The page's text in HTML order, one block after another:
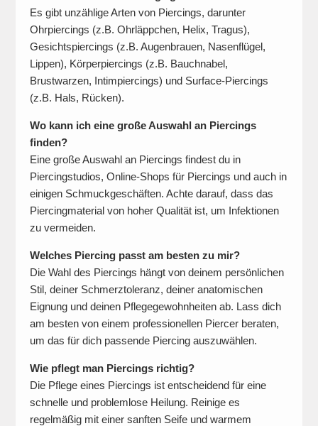
Es gibt unzählige Arten von Piercings, darunter
Ohrpiercings (z.B. Ohrläppchen, Helix, Tragus),
Gesichtspiercings (z.B. Augenbrauen, Nasenflügel,
Lippen), Körperpiercings (z.B. Bauchnabel,
Brustwarzen, Intimpiercings) und Surface-Piercings
(z.B. Hals, Rücken).
Wo kann ich eine große Auswahl an Piercings
finden?
Eine große Auswahl an Piercings findest du in
Piercingstudios, Online-Shops für Piercings und auch in
einigen Schmuckgeschäften. Achte darauf, dass das
Piercingmaterial von hoher Qualität ist, um Infektionen
zu vermeiden.
Welches Piercing passt am besten zu mir?
Die Wahl des Piercings hängt von deinem persönlichen
Stil, deiner Schmerztoleranz, deiner anatomischen
Eignung und deinen Pflegegewohnheiten ab. Lass dich
am besten von einem professionellen Piercer beraten,
um das für dich passende Piercing auszuwählen.
Wie pflegt man Piercings richtig?
Die Pflege eines Piercings ist entscheidend für eine
schnelle und problemlose Heilung. Reinige es
regelmäßig mit einer sanften Seife und warmem